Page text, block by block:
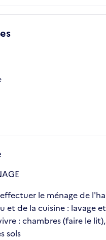
le ménage de
et de la cuisine : lavage
: chambres (faire le
sols